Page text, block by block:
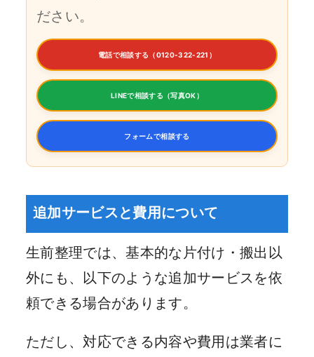
ださい。
電話で相談する（0120-322-221）
LINEで相談する（写真OK）
フォームで相談する
追加サービスと費用について
生前整理では、基本的な片付け・搬出以
外にも、以下のような追加サービスを依
頼できる場合があります。
ただし、対応できる内容や費用は業者に